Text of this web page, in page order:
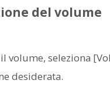
del volume
volume, seleziona
desiderata.